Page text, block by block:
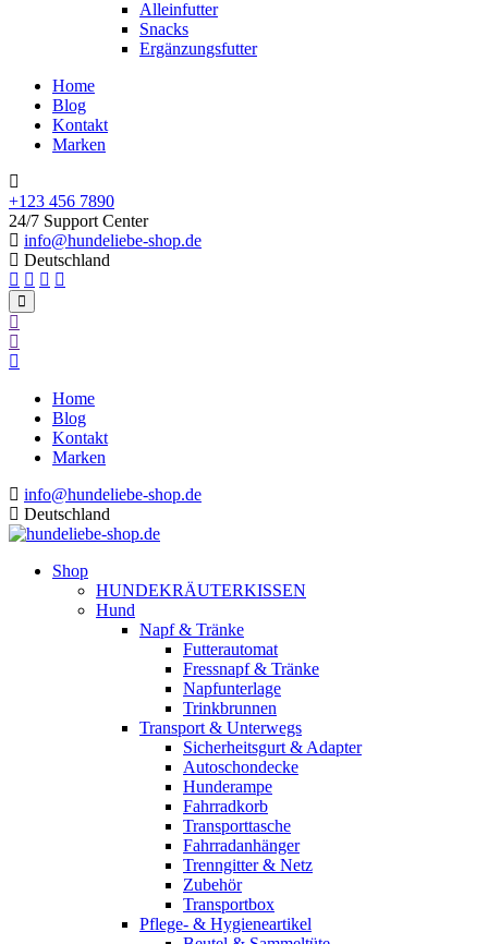
Alleinfutter
Snacks
Ergänzungsfutter
Home
Blog
Kontakt
Marken
+123 456 7890
24/7 Support Center
info@hundeliebe-shop.de
Deutschland
Home
Blog
Kontakt
Marken
info@hundeliebe-shop.de
Deutschland
Shop
HUNDEKRÄUTERKISSEN
Hund
Napf & Tränke
Futterautomat
Fressnapf & Tränke
Napfunterlage
Trinkbrunnen
Transport & Unterwegs
Sicherheitsgurt & Adapter
Autoschondecke
Hunderampe
Fahrradkorb
Transporttasche
Fahrradanhänger
Trenngitter & Netz
Zubehör
Transportbox
Pflege- & Hygieneartikel